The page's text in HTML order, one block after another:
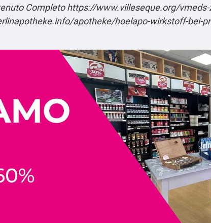
Completo https://www.villeseque.org/
apotheke/hoelapo-wirkstoff-bei-